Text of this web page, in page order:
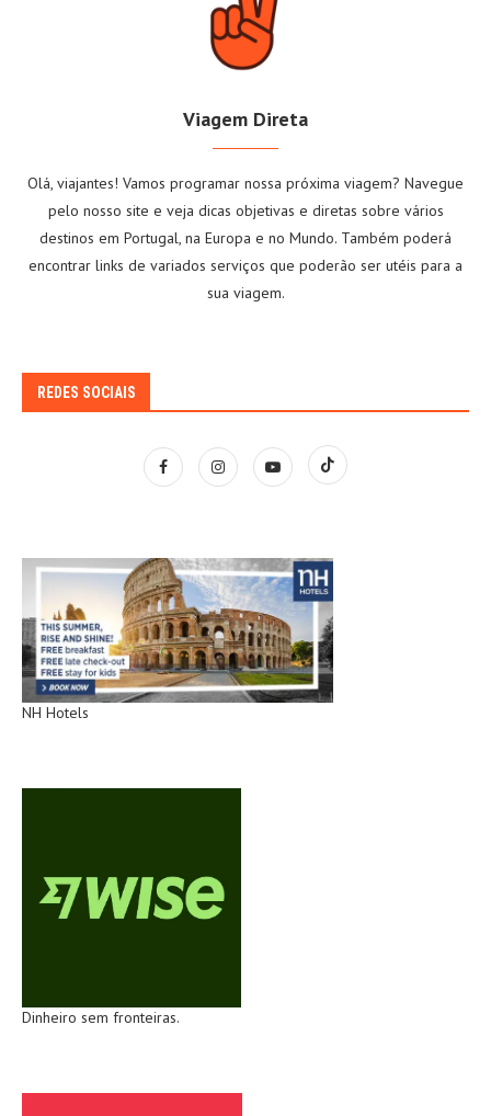
Viagem Direta
Olá, viajantes! Vamos programar nossa próxima viagem? Navegue
pelo nosso site e veja dicas objetivas e diretas sobre vários
destinos em Portugal, na Europa e no Mundo. Também poderá
encontrar links de variados serviços que poderão ser utéis para a
sua viagem.
REDES SOCIAIS
NH Hotels
Dinheiro sem fronteiras.